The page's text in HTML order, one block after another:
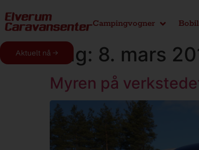
Campingvogner
Aktuelt nå →Dag: 8. mars
Myren på